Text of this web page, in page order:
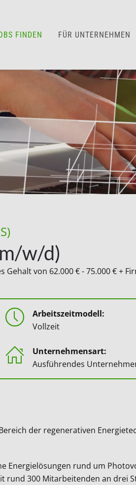
FINDEN FÜR UNTERNEHMEN
w/d)
von 62.000 € - 75.000 € +
Arbeitszeitmodell:
Vollzeit
Unternehmensart:
Ausführendes
der regenerativen
rund um
rund 300 Mitarbeitenden an